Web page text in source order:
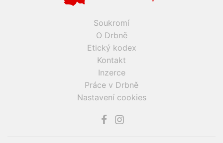
Soukromí
O Drbně
Etický kodex
Kontakt
Inzerce
Práce v Drbně
Nastavení cookies